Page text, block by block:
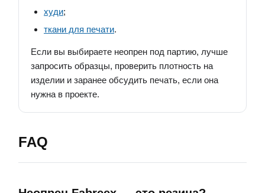
худи;
ткани для печати.
Если вы выбираете неопрен под партию, лучше
запросить образцы, проверить плотность на
изделии и заранее обсудить печать, если она
нужна в проекте.
FAQ